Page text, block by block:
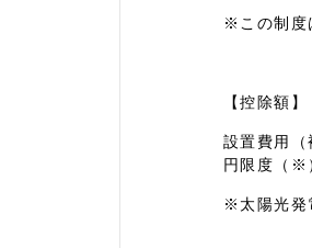
※この制度
【控除額】
設置費用
円限度（※
※太陽光発